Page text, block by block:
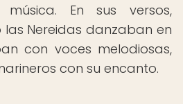
En sus versos,
Nereidas danzaban en
con voces melodiosas,
con su encanto.